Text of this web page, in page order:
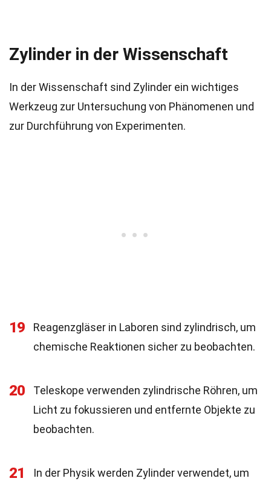
Zylinder in der Wissenschaft
In der Wissenschaft sind Zylinder ein wichtiges
Werkzeug zur Untersuchung von Phänomenen und
zur Durchführung von Experimenten.
19
Reagenzgläser in Laboren sind zylindrisch, um
chemische Reaktionen sicher zu beobachten.
20
Teleskope verwenden zylindrische Röhren, um
Licht zu fokussieren und entfernte Objekte zu
beobachten.
21
In der Physik werden Zylinder verwendet, um